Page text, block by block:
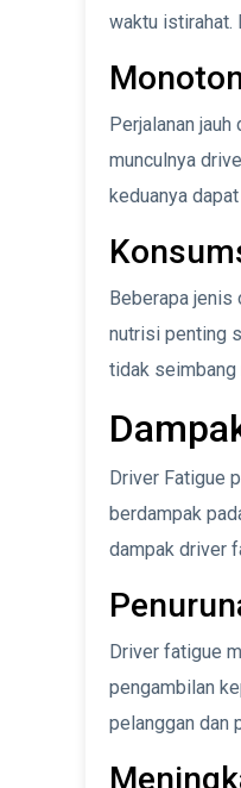
waktu istirahat.
Perjalanan
munculnya
keduanya
Beberapa jenis
nutrisi penting
tidak
Driver Fatigue
berdampak
dampak driver
Driver fatigue
pengambilan
pelanggan dan